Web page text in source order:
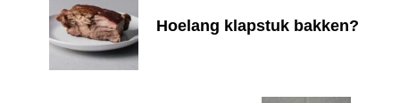
Hoelang klapstuk bakken?